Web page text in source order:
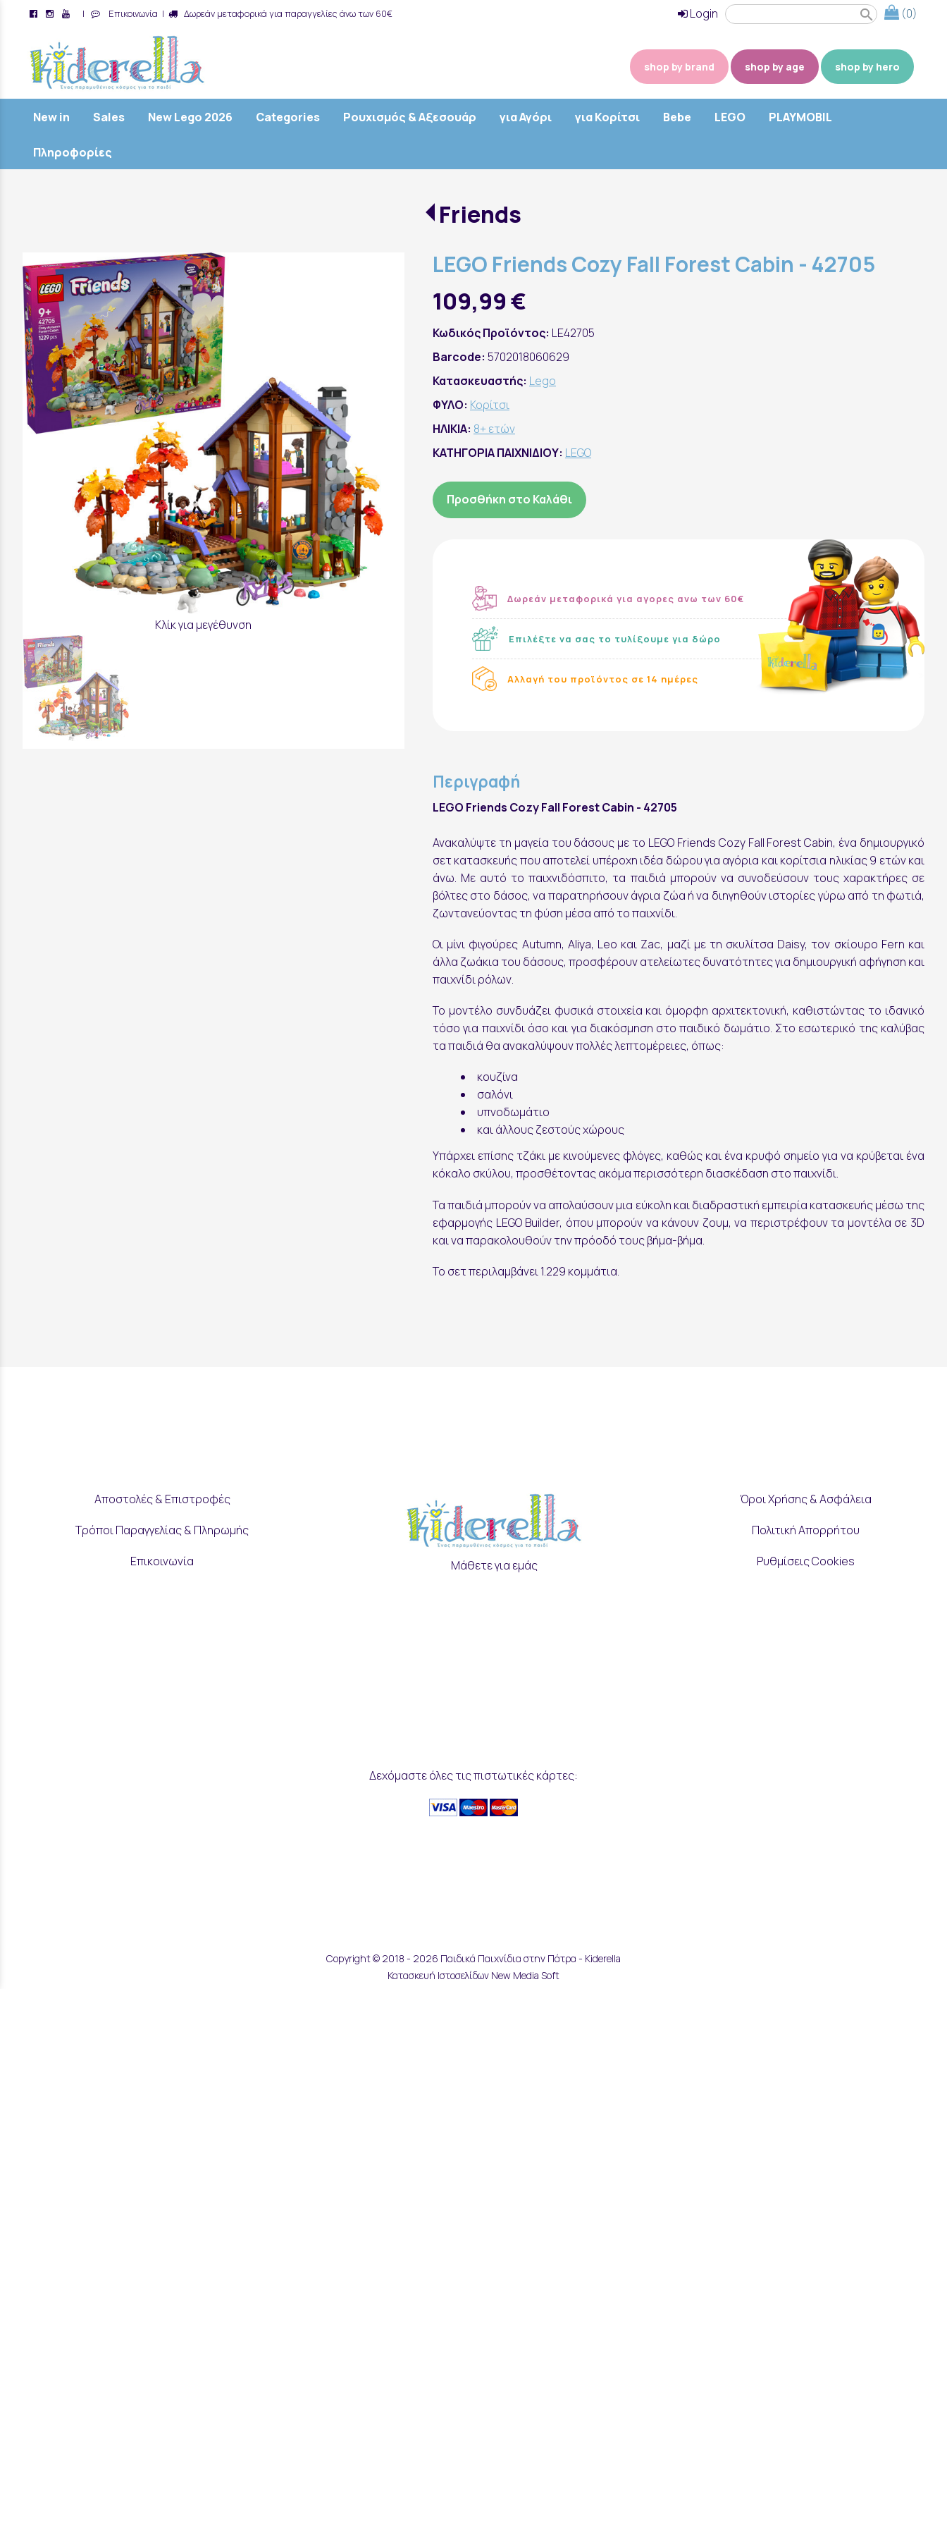
| Επικοινωνία | Δωρεάν μεταφορικά για παραγγελίες άνω των 60€ (0)
search
Login
shop by brand shop by age shop by hero
New in Sales New Lego 2026 Categories Ρουχισμός & Αξεσουάρ για Αγόρι για Κορίτσι Bebe LEGO PLAYMOBIL
Πληροφορίες
Friends
Κλίκ για μεγέθυνση
LEGO Friends Cozy Fall Forest Cabin - 42705
109,99 €
Κωδικός Προϊόντος: LE42705
Barcode: 5702018060629
Κατασκευαστής: Lego
ΦΥΛΟ: Κορίτσι
ΗΛΙΚΙΑ: 8+ ετών
ΚΑΤΗΓΟΡΙΑ ΠΑΙΧΝΙΔΙΟΥ: LEGO
Προσθήκη στο Καλάθι
Δωρεάν μεταφορικά για αγορες ανω των 60€
Επιλέξτε να σας το τυλίξουμε για δώρο
Αλλαγή του προϊόντος σε 14 ημέρες
Περιγραφή
LEGO Friends Cozy Fall Forest Cabin - 42705
Ανακαλύψτε τη μαγεία του δάσους με το LEGO Friends Cozy Fall Forest Cabin, ένα δημιουργικό
σετ κατασκευής που αποτελεί υπέροχη ιδέα δώρου για αγόρια και κορίτσια ηλικίας 9 ετών και
άνω. Με αυτό το παιχνιδόσπιτο, τα παιδιά μπορούν να συνοδεύσουν τους χαρακτήρες σε
βόλτες στο δάσος, να παρατηρήσουν άγρια ζώα ή να διηγηθούν ιστορίες γύρω από τη φωτιά,
ζωντανεύοντας τη φύση μέσα από το παιχνίδι.
Οι μίνι φιγούρες Autumn, Aliya, Leo και Zac, μαζί με τη σκυλίτσα Daisy, τον σκίουρο Fern και
άλλα ζωάκια του δάσους, προσφέρουν ατελείωτες δυνατότητες για δημιουργική αφήγηση και
παιχνίδι ρόλων.
Το μοντέλο συνδυάζει φυσικά στοιχεία και όμορφη αρχιτεκτονική, καθιστώντας το ιδανικό
τόσο για παιχνίδι όσο και για διακόσμηση στο παιδικό δωμάτιο. Στο εσωτερικό της καλύβας
τα παιδιά θα ανακαλύψουν πολλές λεπτομέρειες, όπως:
κουζίνα
σαλόνι
υπνοδωμάτιο
και άλλους ζεστούς χώρους
Υπάρχει επίσης τζάκι με κινούμενες φλόγες, καθώς και ένα κρυφό σημείο για να κρύβεται ένα
κόκαλο σκύλου, προσθέτοντας ακόμα περισσότερη διασκέδαση στο παιχνίδι.
Τα παιδιά μπορούν να απολαύσουν μια εύκολη και διαδραστική εμπειρία κατασκευής μέσω της
εφαρμογής LEGO Builder, όπου μπορούν να κάνουν ζουμ, να περιστρέφουν τα μοντέλα σε 3D
και να παρακολουθούν την πρόοδό τους βήμα-βήμα.
Το σετ περιλαμβάνει 1.229 κομμάτια.
Εγγραφή στο Newsletter
εγγραφή
Ακολουθήστε μας:
Αποστολές & Επιστροφές
Τρόποι Παραγγελίας & Πληρωμής
Επικοινωνία Μάθετε για εμάς
Όροι Χρήσης & Ασφάλεια
Πολιτική Απορρήτου
Ρυθμίσεις Cookies
Δεχόμαστε όλες τις πιστωτικές κάρτες:
Copyright © 2018 - 2026 Παιδικά Παιχνίδια στην Πάτρα - Kiderella
Κατασκευή Ιστοσελίδων New Media Soft